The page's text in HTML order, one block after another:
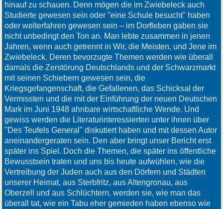
hinauf zu schauen. Denn mögen die im Zwiebeleck auch
Studierte gewesen sein oder "eine Schule besucht" haben
oder welterfahren gewesen sein – im Dorfleben gaben sie
nicht unbedingt den Ton an. Man lebte zusammen in jenen
Jahren, wenn auch getrennt in Wir, die Meisten, und Jene im
Zwiebeleck. Deren bevorzugte Themen werden wie überall
damals die Zerstörung Deutschlands und der Schwarzmarkt
mit seinen Schiebern gewesen sein, die
Kriegsgefangenschaft, die Gefallenen, das Schicksal der
Vermissten und die mit der Einführung der neuen Deutschen
Mark im Juni 1948 ahnbare wirtschaftliche Wende. Und
gewiss werden die Literaturinteressierten unter ihnen über
"Des Teufels General" diskutiert haben und mit dessen Autor
aneinandergeraten sein. Den aber bringt unser Bericht erst
später ins Spiel. Doch die Themen, die später ins öffentliche
Bewusstsein traten und uns bis heute aufwühlen, wie die
Vertreibung der Juden auch aus den Dörfern und Städten
unserer Heimat, aus Sterbfritz, aus Altengronau, aus
Oberzell und aus Schlüchtern, werden sie, wie man das
überall tat, wie ein Tabu eher gemieden haben ebenso wie